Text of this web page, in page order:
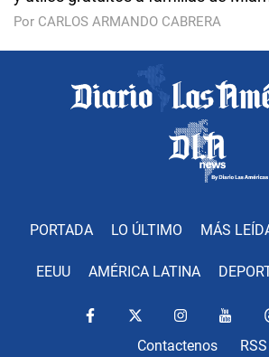
Por CARLOS ARMANDO CABRERA
PORTADA LO ÚLTIMO MÁS
EEUU AMÉRICA LATINA
Contactenos RSS